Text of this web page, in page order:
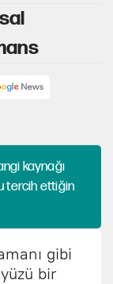
kaynağı
tercih ettiğin
gibi
bir